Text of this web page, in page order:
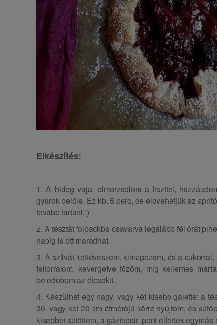
Elkészítés:
1. A hideg vajat elmorzsolom a liszttel,
gyúrok belőle. Ez kb. 5 perc, de elővehetjük az
tovább tartani :)
2. A tésztát folpackba csavarva legalább fél órát
napig is ott maradhat.
3. A szilvát kettéveszem, kimagozom, és a
felforralom, kevergetve főzöm, míg kellemes
beledobom az étcsokit.
4. Készülhet egy nagy, vagy két kisebb galette: a
30, vagy két 20 cm átmérőjű körré nyújtom, és
kisebbet sütöttem, a gáztepsin pont elfértek egymás